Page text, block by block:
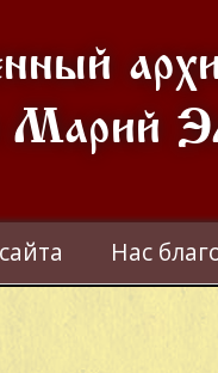
Марий
Нас